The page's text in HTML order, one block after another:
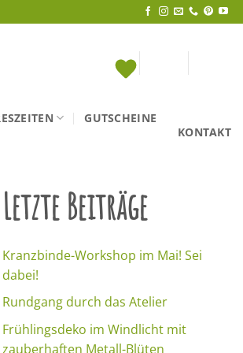
GUTSCHEINE
KONTAKT
Letzte Beiträge
Kranzbinde-Workshop im Mai! Sei
dabei!
Rundgang durch das Atelier
Frühlingsdeko im Windlicht mit
zauberhaften Metall-Blüten